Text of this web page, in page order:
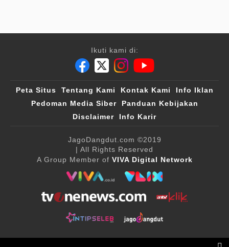
Ikuti kami di:
Peta Situs Tentang Kami Kontak Kami
Info Iklan
Pedoman Media Siber
Panduan Kebijakan
Disclaimer
Info Karir
JagoDangdut.com ©2019
| All Rights Reserved
A Group Member of VIVA Digital Network